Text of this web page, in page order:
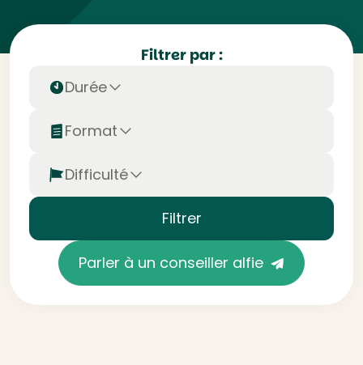
Filtrer par :
Durée
Format
Difficulté
Filtrer
Parler à un conseiller alfie